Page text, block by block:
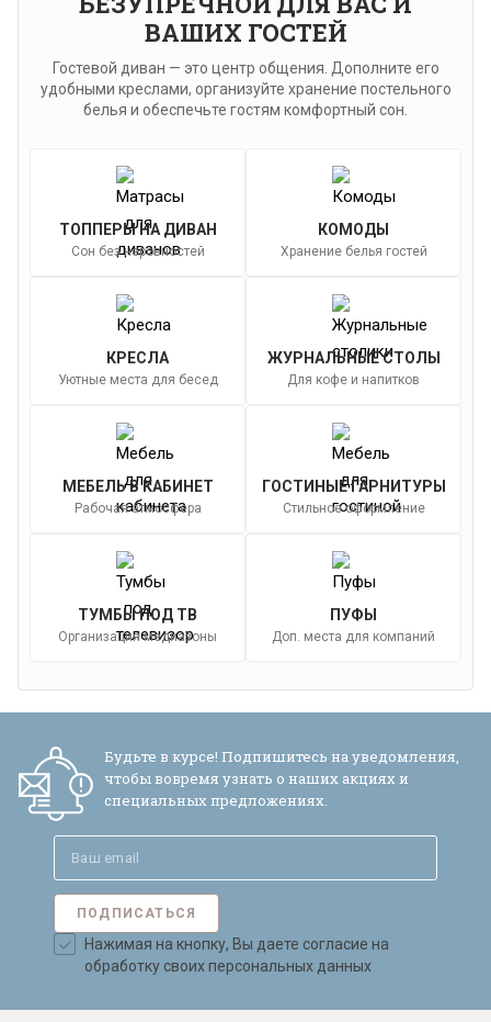
ВАШИХ ГОСТЕЙ
Гостевой диван — это центр общения. Дополните его
удобными креслами, организуйте хранение постельного
белья и обеспечьте гостям комфортный сон.
ТОППЕРЫ НА ДИВАН
Сон без неровностей
КОМОДЫ
Хранение белья гостей
КРЕСЛА
Уютные места для бесед
ЖУРНАЛЬНЫЕ СТОЛЫ
Для кофе и напитков
МЕБЕЛЬ В КАБИНЕТ
Рабочая атмосфера
ГОСТИНЫЕ ГАРНИТУРЫ
Стильное оформление
ТУМБЫ ПОД ТВ
Организация медиазоны
ПУФЫ
Доп. места для компаний
Будьте в курсе! Подпишитесь на уведомления,
чтобы вовремя узнать о наших акциях и
специальных предложениях.
ПОДПИСАТЬСЯ
Нажимая на кнопку, Вы даете согласие на
обработку своих персональных данных